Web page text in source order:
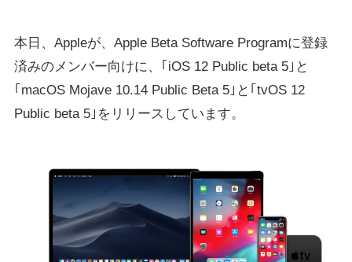
本日、Appleが、Apple Beta Software Programに登録
済みのメンバー向けに、｢iOS 12 Public beta 5｣と
｢macOS Mojave 10.14 Public Beta 5｣と｢tvOS 12
Public beta 5｣をリリースしています。